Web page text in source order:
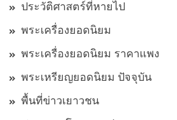
ประวัติศาสตร์ที่หายไป
พระเครื่องยอดนิยม
พระเครื่องยอดนิยม ราคาแพง
พระเหรียญยอดนิยม ปัจจุบัน
พื้นที่ข่าวเยาวชน